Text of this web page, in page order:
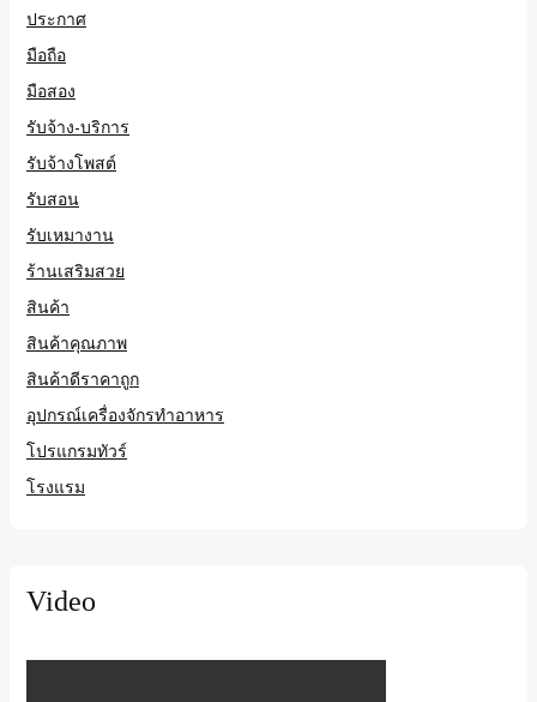
ประกาศ
มือถือ
มือสอง
รับจ้าง-บริการ
รับจ้างโพสต์
รับสอน
รับเหมางาน
ร้านเสริมสวย
สินค้า
สินค้าคุณภาพ
สินค้าดีราคาถูก
อุปกรณ์เครื่องจักรทำอาหาร
โปรแกรมทัวร์
โรงแรม
Video